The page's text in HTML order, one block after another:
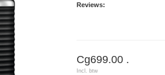
Reviews:
Cg699.00 .
Incl. btw